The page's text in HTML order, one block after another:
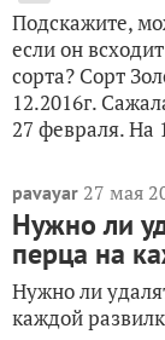
Подскажите,
если он
сорта? Сорт
12.2016г.
27 февраля. На
pavayar 27 мая
Нужно ли
перца на
Нужно ли
каждой